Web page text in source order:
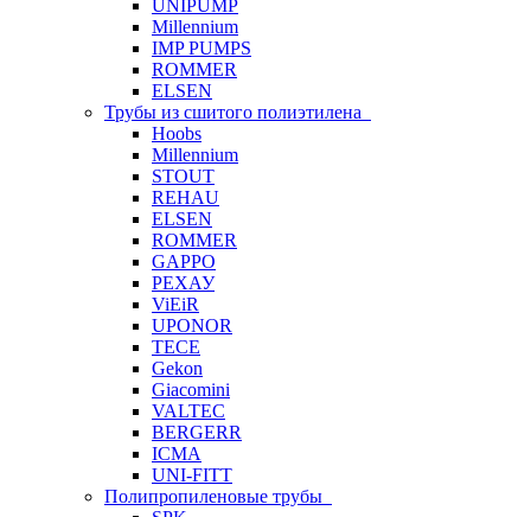
UNIPUMP
Millennium
IMP PUMPS
ROMMER
ELSEN
Трубы из сшитого полиэтилена
Hoobs
Millennium
STOUT
REHAU
ELSEN
ROMMER
GAPPO
РЕХАУ
ViEiR
UPONOR
TECE
Gekon
Giacomini
VALTEC
BERGERR
ICMA
UNI-FITT
Полипропиленовые трубы